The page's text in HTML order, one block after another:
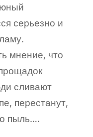
серьезно и
мнение, что
сливают
перестанут,
пыль….